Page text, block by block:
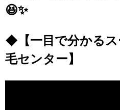
😆✨
◆【一目で分かる
毛センター】